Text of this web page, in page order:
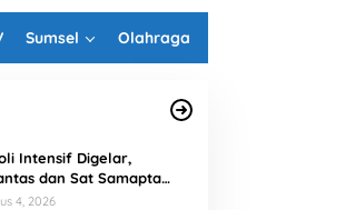
Sumsel Olahraga
Intensif Digelar,
dan Sat Samapta
Rejang Lebong
4, 2026